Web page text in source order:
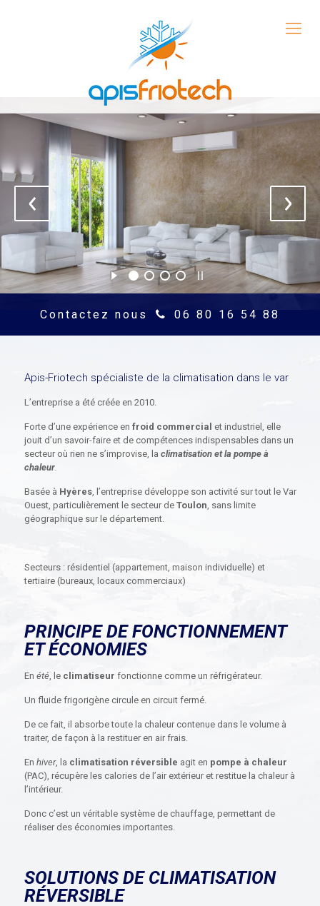
Contactez nous 06 80 16 54 88
Apis-Friotech spécialiste de la climatisation dans le var
L’entreprise a été créée en 2010.
Forte d’une expérience en froid commercial et industriel, elle
jouit d’un savoir-faire et de compétences indispensables dans un
secteur où rien ne s’improvise, la climatisation et la pompe à
chaleur.
Basée à Hyères, l’entreprise développe son activité sur tout le Var
Ouest, particulièrement le secteur de Toulon, sans limite
géographique sur le département.
Secteurs : résidentiel (appartement, maison individuelle) et
tertiaire (bureaux, locaux commerciaux)
PRINCIPE DE FONCTIONNEMENT
ET ÉCONOMIES
En été, le climatiseur fonctionne comme un réfrigérateur.
Un fluide frigorigène circule en circuit fermé.
De ce fait, il absorbe toute la chaleur contenue dans le volume à
traiter, de façon à la restituer en air frais.
En hiver, la climatisation réversible agit en pompe à chaleur
(PAC), récupère les calories de l’air extérieur et restitue la chaleur à
l’intérieur.
Donc c’est un véritable système de chauffage, permettant de
réaliser des économies importantes.
SOLUTIONS DE CLIMATISATION
RÉVERSIBLE